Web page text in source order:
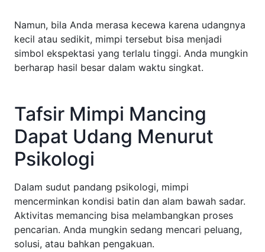
Namun, bila Anda merasa kecewa karena udangnya
kecil atau sedikit, mimpi tersebut bisa menjadi
simbol ekspektasi yang terlalu tinggi. Anda mungkin
berharap hasil besar dalam waktu singkat.
Tafsir Mimpi Mancing
Dapat Udang Menurut
Psikologi
Dalam sudut pandang psikologi, mimpi
mencerminkan kondisi batin dan alam bawah sadar.
Aktivitas memancing bisa melambangkan proses
pencarian. Anda mungkin sedang mencari peluang,
solusi, atau bahkan pengakuan.